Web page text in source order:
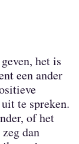
het is
een ander
te spreken.
of het
dan